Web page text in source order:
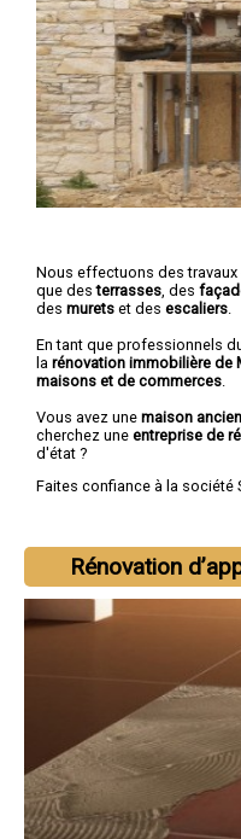
Nous effectuons des travaux
que desterrasses , des
des murets et des escaliers
En tant que professionnels
la rénovation immobilière de
maisons et de commerces
Vous avez une maison
cherchez une entreprise de
d'état ?
Faites confiance à la société
Rénovation